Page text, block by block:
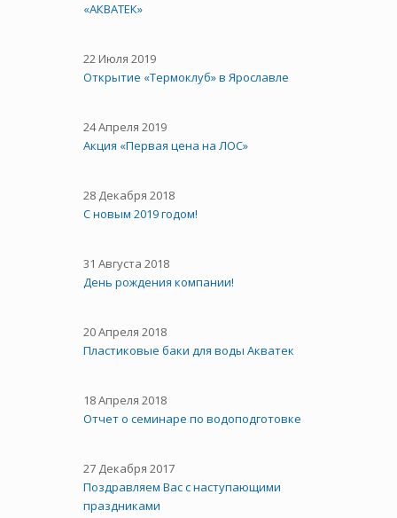
«АКВАТЕК»
22 Июля 2019
Открытие «Термоклуб» в Ярославле
24 Апреля 2019
Акция «Первая цена на ЛОС»
28 Декабря 2018
С новым 2019 годом!
31 Августа 2018
День рождения компании!
20 Апреля 2018
Пластиковые баки для воды Акватек
18 Апреля 2018
Отчет о семинаре по водоподготовке
27 Декабря 2017
Поздравляем Вас с наступающими
праздниками